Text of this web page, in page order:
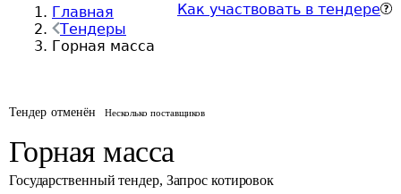
Главная
Тендеры
Горная масса
Как участвовать в тендере
Тендер отменён Несколько поставщиков
Горная масса
Государственный тендер, Запрос котировок